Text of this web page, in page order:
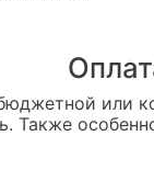
или
Также